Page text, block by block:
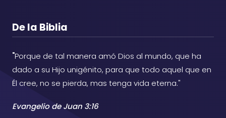
De la Biblia
"Porque de tal manera amó Dios al mundo, que ha
dado a su Hijo unigénito, para que todo aquel que en
Él cree, no se pierda, mas tenga vida eterna."
Evangelio de Juan 3:16